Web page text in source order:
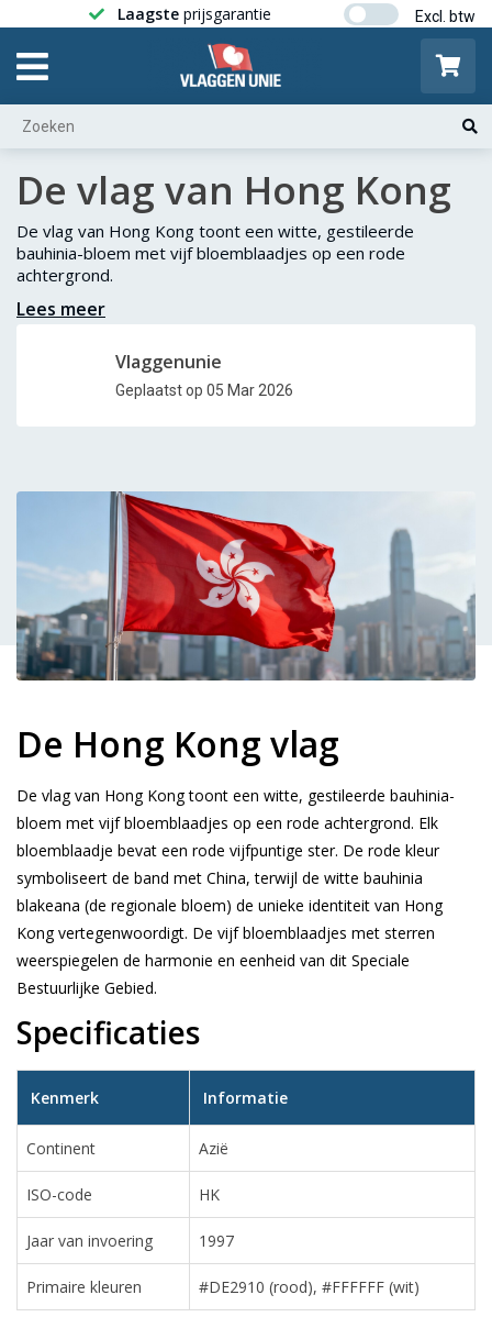
Laagste prijsgarantie Gratis
De vlag van Hong Kong
De vlag van Hong Kong toont een witte, gestileerde
bauhinia-bloem met vijf bloemblaadjes op een rode
achtergrond.
Lees meer
Vlaggenunie
Geplaatst op 05 Mar 2026
De Hong Kong vlag
De vlag van Hong Kong toont een witte, gestileerde bauhinia-
bloem met vijf bloemblaadjes op een rode achtergrond. Elk
bloemblaadje bevat een rode vijfpuntige ster. De rode kleur
symboliseert de band met China, terwijl de witte bauhinia
blakeana (de regionale bloem) de unieke identiteit van Hong
Kong vertegenwoordigt. De vijf bloemblaadjes met sterren
weerspiegelen de harmonie en eenheid van dit Speciale
Bestuurlijke Gebied.
Specificaties
Kenmerk Informatie
Continent Azië
ISO-code HK
Jaar van invoering 1997
Primaire kleuren #DE2910 (rood), #FFFFFF (wit)